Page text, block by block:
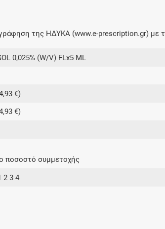
της ΗΔΥΚΑ (www.e-prescription.gr) με
0,025% (W/V) FLx5 ML
€)
€)
ποσοστό συμμετοχής
3 4